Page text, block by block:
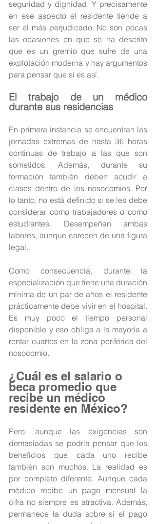
seguridad y dignidad. Y precisamente
en ese aspecto el residente tiende a
ser el más perjudicado. No son pocas
las ocasiones en que se ha descrito
que es un gremio que sufre de una
explotación moderna y hay argumentos
para pensar que sí es así.
El trabajo de un médico
durante sus residencias
En primera instancia se encuentran las
jornadas extremas de hasta 36 horas
continuas de trabajo a las que son
sometidos. Además, durante su
formación también deben acudir a
clases dentro de los nosocomios. Por
lo tanto, no está definido si se les debe
considerar como trabajadores o como
estudiantes. Desempeñan ambas
labores, aunque carecen de una figura
legal.
Como consecuencia, durante la
especialización que tiene una duración
mínima de un par de años el residente
prácticamente debe vivir en el hospital.
Es muy poco el tiempo personal
disponible y eso obliga a la mayoría a
rentar cuartos en la zona periférica del
nosocomio.
¿Cuál es el salario o
beca promedio que
recibe un médico
residente en México?
Pero, aunque las exigencias son
demasiadas se podría pensar que los
beneficios que cada uno recibe
también son muchos. La realidad es
por completo diferente. Aunque cada
médico recibe un pago mensual la
cifra no siempre es atractiva. Además,
permanece la duda sobre si el pago